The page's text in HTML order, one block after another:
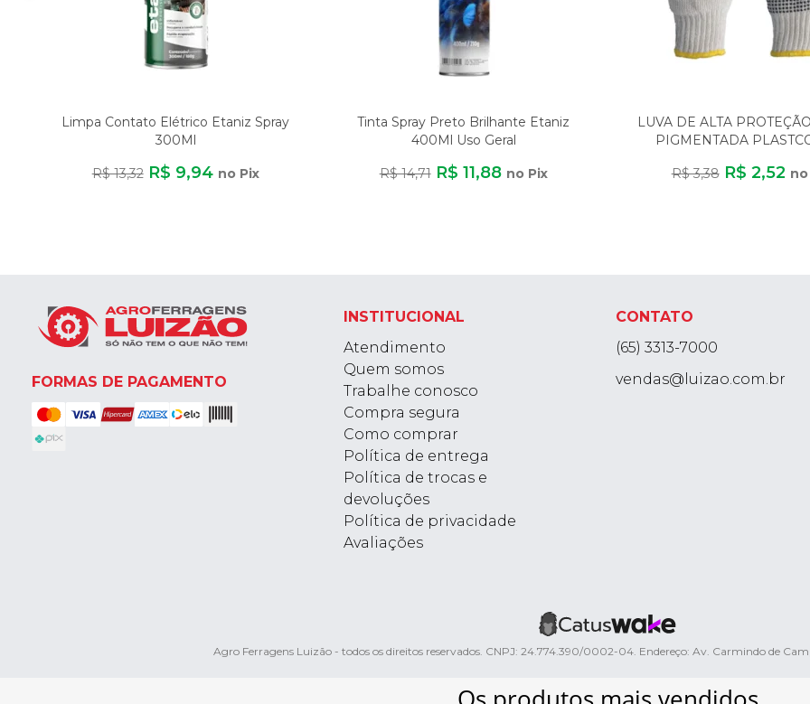
Limpa Contato Elétrico Etaniz Spray
300Ml
R$ 13,32 R$ 9,94 no Pix
Tinta Spray Preto Brilhante Etaniz
400Ml Uso Geral
R$ 14,71 R$ 11,88 no Pix
LUVA DE ALTA
PIGMENTADA
R$ 3,38 R$ 2,52 no
FORMAS DE PAGAMENTO
INSTITUCIONAL
Atendimento
Quem somos
Trabalhe conosco
Compra segura
Como comprar
Política de entrega
Política de trocas e
devoluções
Política de privacidade
Avaliações
CONTATO
(65) 3313-7000
vendas@luizao.com.br
Agro Ferragens Luizão - todos os direitos reservados. CNPJ: 24.774.390/0002-04. Endereço: Av. Carmindo de